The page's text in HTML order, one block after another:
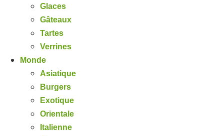
Glaces
Gâteaux
Tartes
Verrines
Monde
Asiatique
Burgers
Exotique
Orientale
Italienne